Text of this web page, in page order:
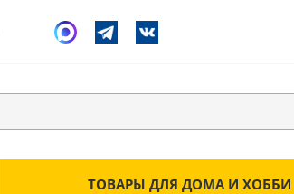
ТОВАРЫ ДЛЯ ДОМА И ХОББИ